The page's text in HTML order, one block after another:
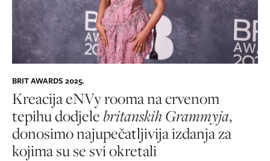
BRIT AWARDS 2025.
Kreacija eNVy roomana crvenom
tepihu dodjelebritanskih Grammyja,
donosimo najupečatljivija izdanja za
kojima su se svi okretali